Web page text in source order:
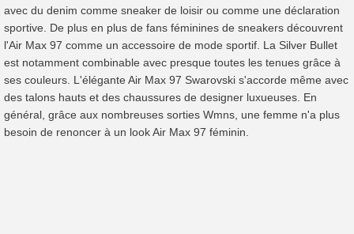
avec du denim comme sneaker de loisir ou comme une déclaration
sportive. De plus en plus de fans féminines de sneakers découvrent
l'Air Max 97 comme un accessoire de mode sportif. La Silver Bullet
est notamment combinable avec presque toutes les tenues grâce à
ses couleurs. L'élégante Air Max 97 Swarovski s'accorde même avec
des talons hauts et des chaussures de designer luxueuses. En
général, grâce aux nombreuses sorties Wmns, une femme n'a plus
besoin de renoncer à un look Air Max 97 féminin.